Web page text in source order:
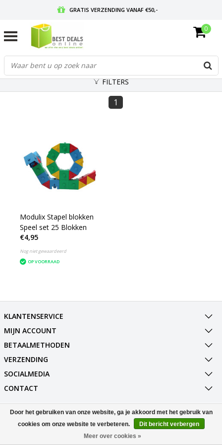
GRATIS VERZENDING VANAF €50,-
GRATIS RETOURNEREN EN 30 DAGEN BEDENKTIJD
0
FILTERS
1
Modulix Stapel blokken
Speel set 25 Blokken
€4,95
Nog niet gewaardeerd
OP VOORRAAD
KLANTENSERVICE
MIJN ACCOUNT
BETAALMETHODEN
VERZENDING
SOCIALMEDIA
CONTACT
© Copyright 2026 Best Deals Online BV Powered byLightspeed
All rights reserved byInStijl Media
Door het gebruiken van onze website, ga je akkoord met het gebruik van
cookies om onze website te verbeteren.
Dit bericht verbergen
Meer over cookies »